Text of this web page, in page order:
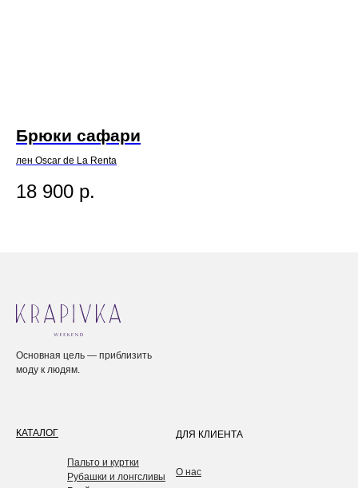
Брюки сафари
лен Oscar de La Renta
18 900 р.
КАТАЛОГ
Основная цель — приблизить
моду к людям.
О нас
ДЛЯ КЛИЕНТА
Пальто и куртки
Рубашки и лонгсливы